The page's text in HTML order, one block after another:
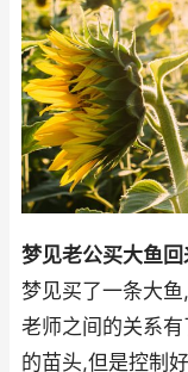
梦见老公买大鱼
梦见买了一条大
老师之间的关系
的苗头,但是控制